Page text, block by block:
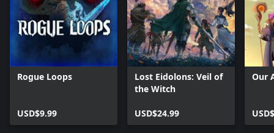
Rogue Loops
USD$9.99
Lost Eidolons: Veil of
the Witch
USD$24.99
Our